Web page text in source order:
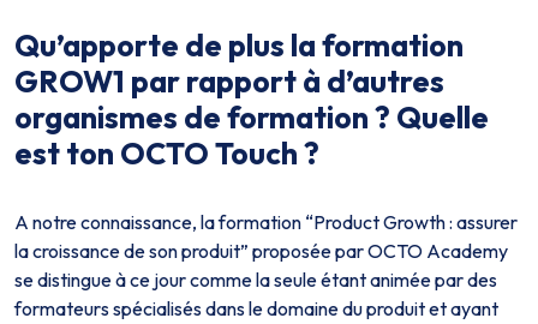
Qu’apporte de plus la formation
GROW1 par rapport à d’autres
organismes de formation ? Quelle
est ton OCTO Touch ?
A notre connaissance, la formation “Product Growth : assurer
la croissance de son produit” proposée par OCTO Academy
se distingue à ce jour comme la seule étant animée par des
formateurs spécialisés dans le domaine du produit et ayant